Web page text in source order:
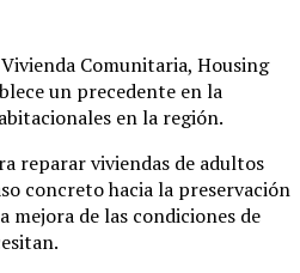
Comunitaria, Housing
un precedente en la
en la región.
reparar viviendas de adultos
concreto hacia la preservación
de las condiciones de